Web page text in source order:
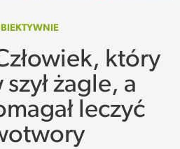
który
żagle, a
leczyć